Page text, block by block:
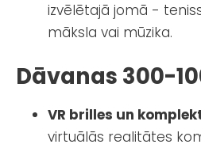
izvēlētajā jomā -
māksla vai mūzika.
Dāvanas 300-
VR brilles un
virtuālās realitātes